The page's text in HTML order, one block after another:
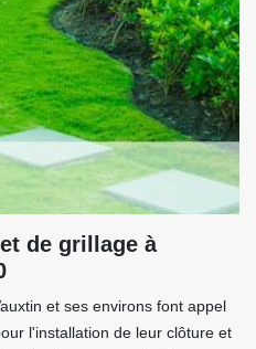
de grillage à
et ses environs font appel
l'installation de leur clôture et